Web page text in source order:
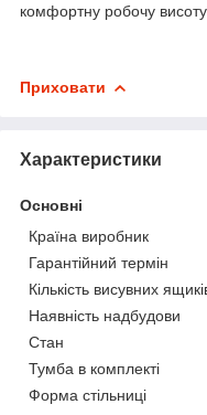
комфортну робочу
Приховати
Характеристики
Основні
Країна виробник
Гарантійний термін
Кількість висувних
Наявність надбудови
Стан
Тумба в комплекті
Форма стільниці